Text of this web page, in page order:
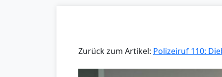
Zurück zum Artikel: Polizeiruf 110: